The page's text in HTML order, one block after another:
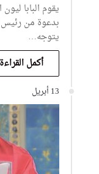
يقوم البابا
بدعوة من رئيس
يتوجه…
أكمل
13 أبريل